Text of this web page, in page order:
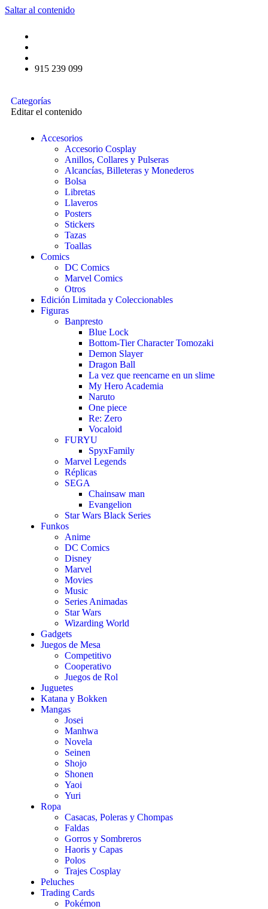
Saltar al contenido
915 239 099
Categorías
Editar el contenido
Accesorios
Accesorio Cosplay
Anillos, Collares y Pulseras
Alcancías, Billeteras y Monederos
Bolsa
Libretas
Llaveros
Posters
Stickers
Tazas
Toallas
Comics
DC Comics
Marvel Comics
Otros
Edición Limitada y Coleccionables
Figuras
Banpresto
Blue Lock
Bottom-Tier Character Tomozaki
Demon Slayer
Dragon Ball
La vez que reencarne en un slime
My Hero Academia
Naruto
One piece
Re: Zero
Vocaloid
FURYU
SpyxFamily
Marvel Legends
Réplicas
SEGA
Chainsaw man
Evangelion
Star Wars Black Series
Funkos
Anime
DC Comics
Disney
Marvel
Movies
Music
Series Animadas
Star Wars
Wizarding World
Gadgets
Juegos de Mesa
Competitivo
Cooperativo
Juegos de Rol
Juguetes
Katana y Bokken
Mangas
Josei
Manhwa
Novela
Seinen
Shojo
Shonen
Yaoi
Yuri
Ropa
Casacas, Poleras y Chompas
Faldas
Gorros y Sombreros
Haoris y Capas
Polos
Trajes Cosplay
Peluches
Trading Cards
Pokémon